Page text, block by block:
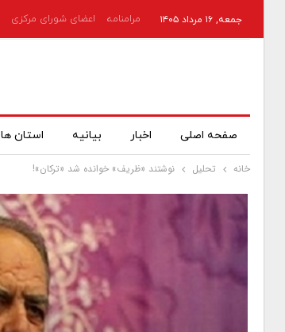
جمعه, ۱۶ مرداد ۱۴۰۵ مرامنامه اعضای شورای مرکزی
صفحه اصلی اخبار بیانیه استان ها
خانه تحلیل نوشتند «ظریف» خوانده شد «ترکان»!